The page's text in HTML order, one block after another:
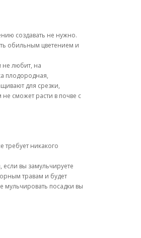
создавать не нужно.
обильным цветением и
не любит, на
плодородная,
для срезки,
сможет расти в почве с
требует никакого
вы замульчируете
травам и будет
мульчировать посадки вы